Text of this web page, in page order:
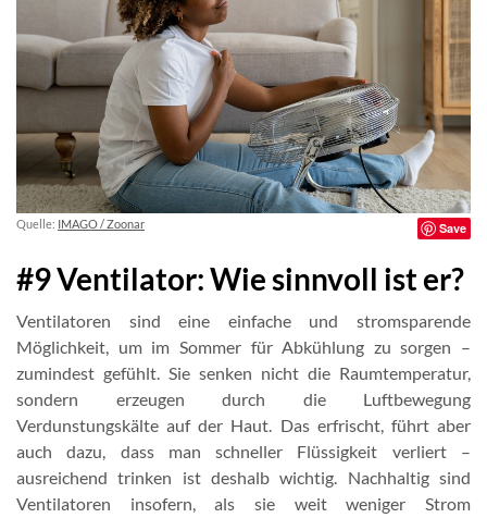
Quelle: IMAGO / Zoonar Save
#9 Ventilator: Wie sinnvoll ist er?
Ventilatoren sind eine einfache und stromsparende
Möglichkeit, um im Sommer für Abkühlung zu sorgen –
zumindest gefühlt. Sie senken nicht die Raumtemperatur,
sondern erzeugen durch die Luftbewegung
Verdunstungskälte auf der Haut. Das erfrischt, führt aber
auch dazu, dass man schneller Flüssigkeit verliert –
ausreichend trinken ist deshalb wichtig. Nachhaltig sind
Ventilatoren insofern, als sie weit weniger Strom